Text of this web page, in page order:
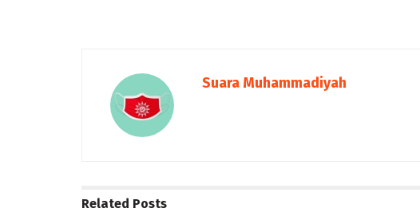
Suara Muhammadiyah
Related Posts